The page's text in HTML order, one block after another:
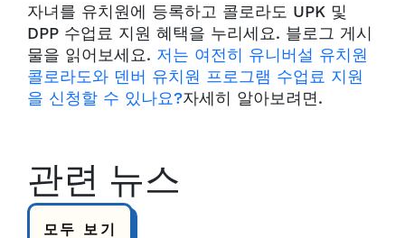
자녀를 유치원에 등록하고 콜로라도 UPK 및
DPP 수업료 지원 혜택을 누리세요. 블로그 게시
물을 읽어보세요. 저는 여전히 유니버설 유치원
콜로라도와 덴버 유치원 프로그램 수업료 지원
을 신청할 수 있나요?자세히 알아보려면.
관련 뉴스
모두 보기